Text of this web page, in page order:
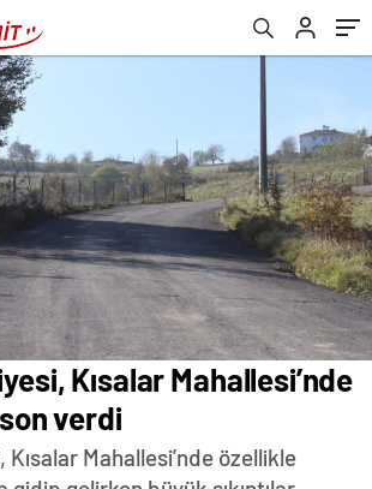
Kısalar Mahallesi’nde
verdi
Mahallesi’nde özellikle